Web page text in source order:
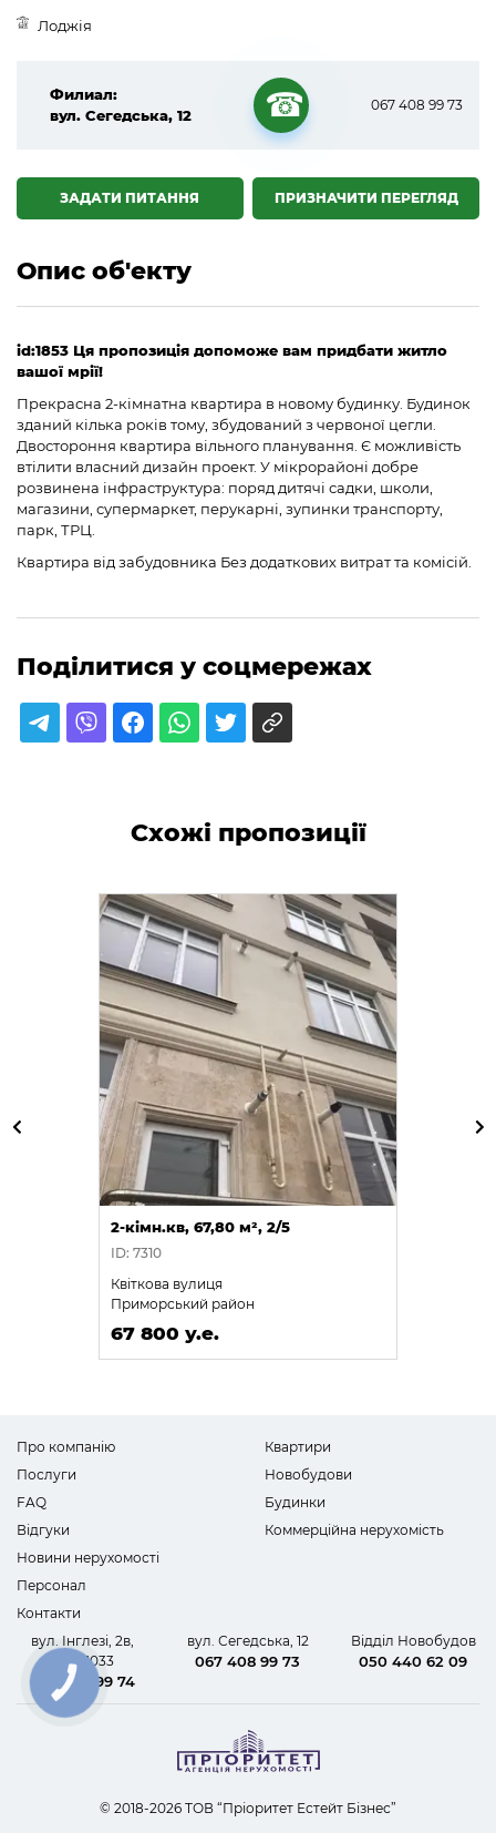
Лоджія
Филиал:
вул. Сегедська, 12
☎
067 408 99 73
ПРИЗНАЧИТИ ПЕРЕГЛЯД
ЗАДАТИ ПИТАННЯ
Опис об'екту
id:1853 Ця пропозиція допоможе вам придбати житло
вашої мрії!
Прекрасна 2-кімнатна квартира в новому будинку. Будинок
зданий кілька років тому, збудований з червоної цегли.
Двостороння квартира вільного планування. Є можливість
втілити власний дизайн проект. У мікрорайоні добре
розвинена інфраструктура: поряд дитячі садки, школи,
магазини, супермаркет, перукарні, зупинки транспорту,
парк, ТРЦ.
Квартира від забудовника Без додаткових витрат та комісій.
Поділитися у соцмережах
Схожі пропозиції
2-кімн.кв, 67,80 м², 2/5
ID: 7310
Квіткова вулиця
Приморський район
67 800 у.е.
Про компанію
Послуги
FAQ
Відгуки
Новини нерухомості
Персонал
Контакти
Квартири
Новобудови
Будинки
Коммерційна нерухомість
вул. Інглезі, 2в,
офіс 1033
067 408 99 74
вул. Сегедська, 12
067 408 99 73
Відділ Новобудов
050 440 62 09
© 2018-2026 ТОВ “Пріоритет Естейт Бізнес”
КНОПКА
ЗВ'ЯЗКУ